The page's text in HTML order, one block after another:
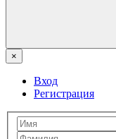
×
Вход
Регистрация